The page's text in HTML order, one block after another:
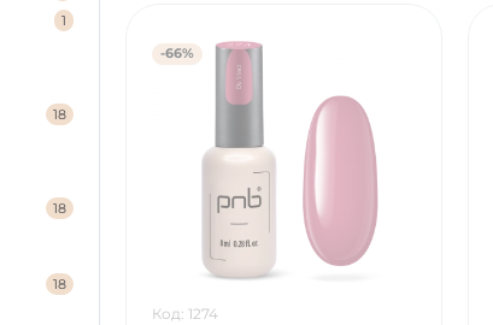
1
18
18
18
-66%
Код: 1274